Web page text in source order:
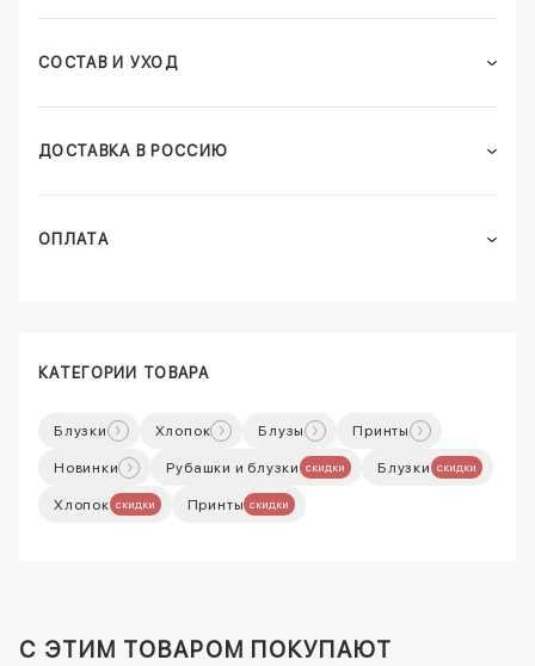
СОСТАВ И УХОД
ДОСТАВКА В РОССИЮ
ОПЛАТА
КАТЕГОРИИ ТОВАРА
Блузки Хлопок Блузы Принты
Новинки Рубашки и блузки скидки Блузки скидки
Хлопок скидки Принты скидки
C ЭТИМ ТОВАРОМ ПОКУПАЮТ